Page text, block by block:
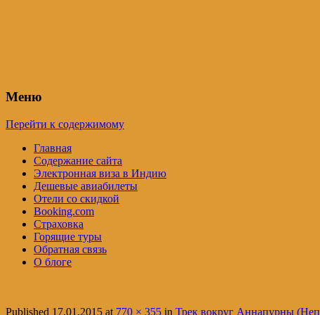
Меню
Перейти к содержимому
Главная
Содержание сайта
Электронная виза в Индию
Дешевые авиабилеты
Отели со скидкой
Booking.com
Страховка
Горящие туры
Обратная связь
О блоге
Published 17.01.2015 at 770 × 355 in Трек вокруг Аннапурны